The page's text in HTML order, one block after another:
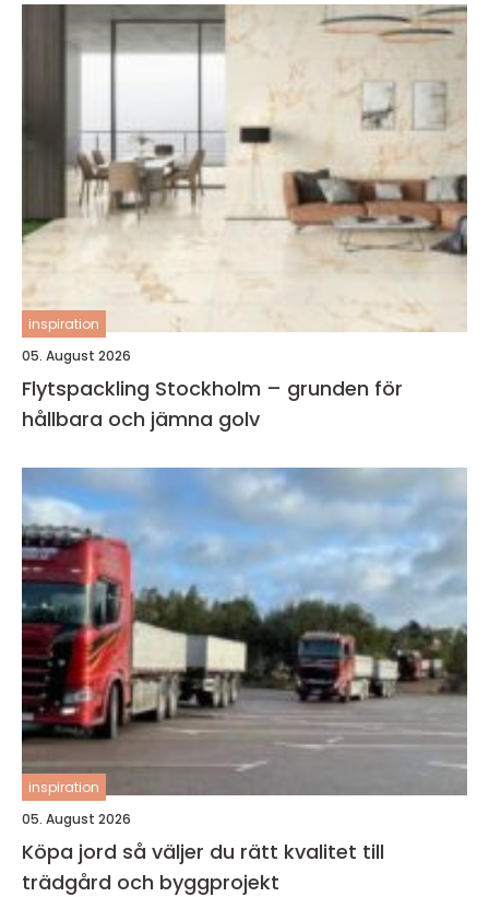
inspiration
05. August 2026
Flytspackling Stockholm – grunden för
hållbara och jämna golv
inspiration
05. August 2026
Köpa jord så väljer du rätt kvalitet till
trädgård och byggprojekt